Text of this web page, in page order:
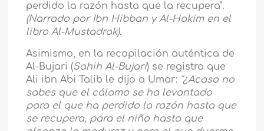
perdido la razón hasta que la recupera".
(Narrado por Ibn Hibban y Al-Hakim en el
libro Al-Mustadrak).
Asimismo, en la recopilación auténtica de
Al-Bujari (Sahih Al-Bujari) se registra que
Ali ibn Abi Talib le dijo a Umar: "¿Acaso no
sabes que el cálamo se ha levantado
para el que ha perdido la razón hasta que
se recupera, para el niño hasta que